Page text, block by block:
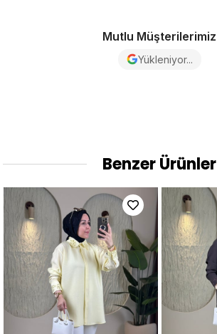
Mutlu Müşterilerimiz
Yükleniyor...
Benzer Ürünler